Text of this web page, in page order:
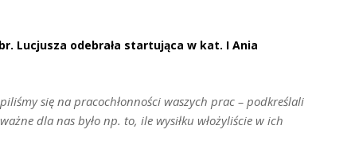
Lucjusza odebrała startująca w kat. I Ania
się na pracochłonności waszych prac – podkreślali
dla nas było np. to, ile wysiłku włożyliście w ich